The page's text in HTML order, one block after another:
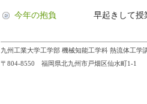
今年の抱負 早起きして授
九州工業大学工学部 機械知能工学科 熱流体工学
〒804-8550 福岡県北九州市戸畑区仙水町1-1